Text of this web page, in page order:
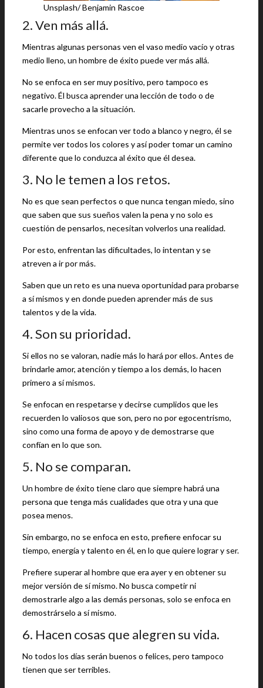
Unsplash/ Benjamin Rascoe
2. Ven más allá.
Mientras algunas personas ven el vaso medio vacío y otras
medio lleno, un hombre de éxito puede ver más allá.
No se enfoca en ser muy positivo, pero tampoco es
negativo. Él busca aprender una lección de todo o de
sacarle provecho a la situación.
Mientras unos se enfocan ver todo a blanco y negro, él se
permite ver todos los colores y así poder tomar un camino
diferente que lo conduzca al éxito que él desea.
3. No le temen a los retos.
No es que sean perfectos o que nunca tengan miedo, sino
que saben que sus sueños valen la pena y no solo es
cuestión de pensarlos, necesitan volverlos una realidad.
Por esto, enfrentan las dificultades, lo intentan y se
atreven a ir por más.
Saben que un reto es una nueva oportunidad para probarse
a sí mismos y en donde pueden aprender más de sus
talentos y de la vida.
4. Son su prioridad.
Si ellos no se valoran, nadie más lo hará por ellos. Antes de
brindarle amor, atención y tiempo a los demás, lo hacen
primero a sí mismos.
Se enfocan en respetarse y decirse cumplidos que les
recuerden lo valiosos que son, pero no por egocentrismo,
sino como una forma de apoyo y de demostrarse que
confían en lo que son.
5. No se comparan.
Un hombre de éxito tiene claro que siempre habrá una
persona que tenga más cualidades que otra y una que
posea menos.
Sin embargo, no se enfoca en esto, prefiere enfocar su
tiempo, energía y talento en él, en lo que quiere lograr y ser.
Prefiere superar al hombre que era ayer y en obtener su
mejor versión de sí mismo. No busca competir ni
demostrarle algo a las demás personas, solo se enfoca en
demostrárselo a sí mismo.
6. Hacen cosas que alegren su vida.
No todos los días serán buenos o felices, pero tampoco
tienen que ser terribles.